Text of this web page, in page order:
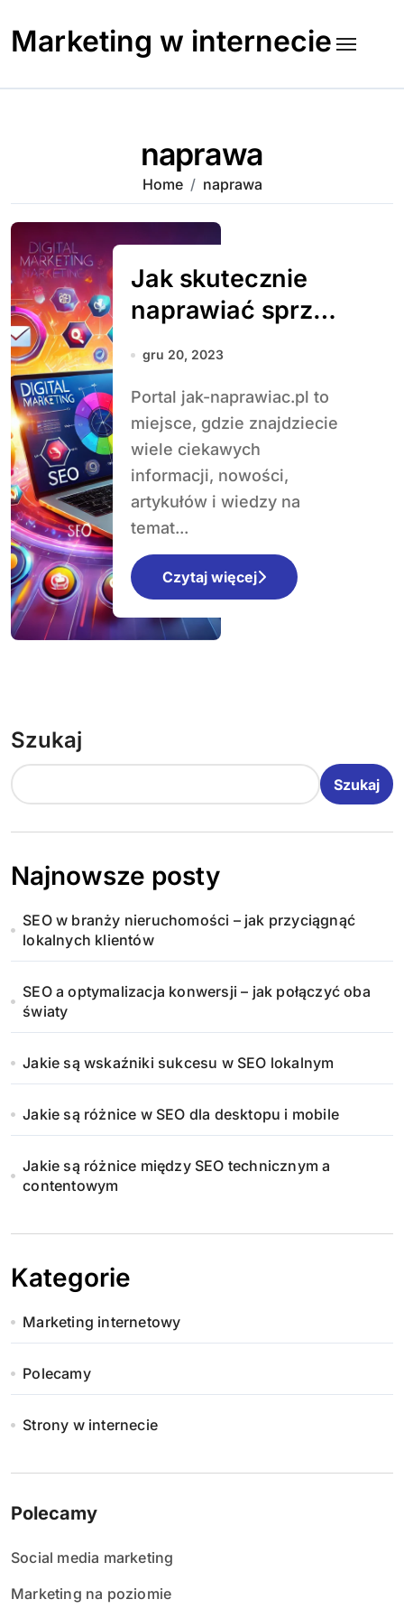
content
Marketing w internecie
naprawa
Home naprawa
Jak skutecznie
naprawiać sprzęt
elektroniczny i
gru 20, 2023
Portal jak-naprawiac.pl to
miejsce, gdzie znajdziecie
wiele ciekawych
informacji, nowości,
artykułów i wiedzy na
temat...
Czytaj więcej
Szukaj
Szukaj
Najnowsze posty
SEO w branży nieruchomości – jak przyciągnąć
lokalnych klientów
SEO a optymalizacja konwersji – jak połączyć oba
światy
Jakie są wskaźniki sukcesu w SEO lokalnym
Jakie są różnice w SEO dla desktopu i mobile
Jakie są różnice między SEO technicznym a
contentowym
Kategorie
Marketing internetowy
Polecamy
Strony w internecie
Polecamy
Social media marketing
Marketing na poziomie